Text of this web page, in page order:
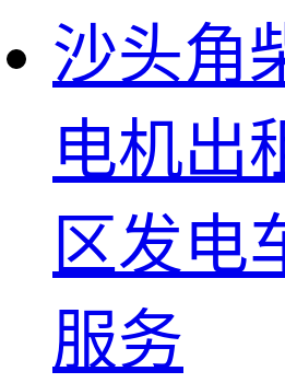
沙头角
电机出
区发电
服务